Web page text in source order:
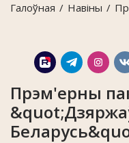
Галоўная Навiны
Прэм'ерны